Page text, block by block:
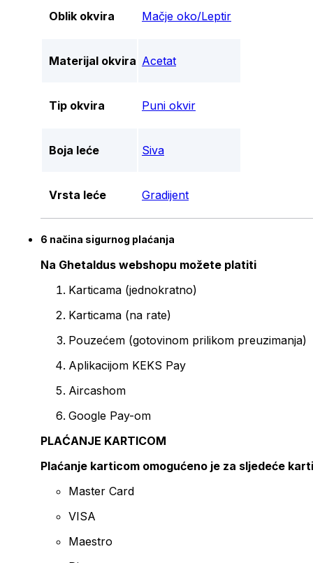
Oblik okvira Mačje oko/Leptir
Materijal okvira Acetat
Tip okvira Puni okvir
Boja leće Siva
Vrsta leće Gradijent
6 načina sigurnog plaćanja
Na Ghetaldus webshopu možete platiti
Karticama (jednokratno)
Karticama (na rate)
Pouzećem (gotovinom prilikom preuzimanja)
Aplikacijom KEKS Pay
Aircashom
Google Pay-om
PLAĆANJE KARTICOM
Plaćanje karticom omogućeno je za sljedeće
Master Card
VISA
Maestro